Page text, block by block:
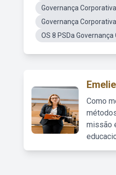
Governança
Governança
OS 8 PSDa
Emelie
Como
missão